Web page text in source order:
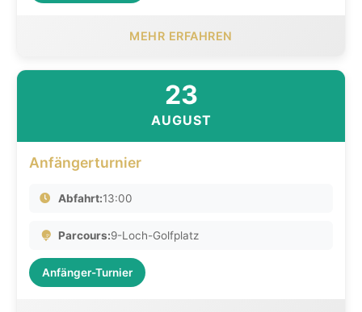
MEHR ERFAHREN
23
AUGUST
Anfängerturnier
Abfahrt:13:00
Parcours:9-Loch-Golfplatz
Anfänger-Turnier